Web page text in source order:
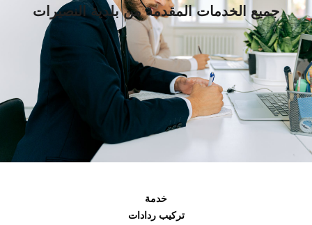
جميع الخدمات المقدمة من بلدية النصيرات
خدمة
تركيب ردادات